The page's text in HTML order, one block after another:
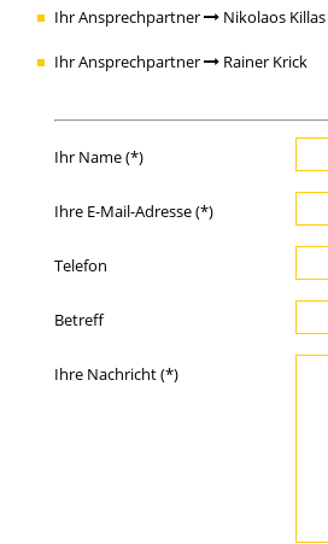
Ihr Ansprechpartner Nikolaos Killas
Ihr Ansprechpartner Rainer Krick
Ihr Name (*)
Ihre E-Mail-Adresse (*)
Telefon
Betreff
Ihre Nachricht (*)